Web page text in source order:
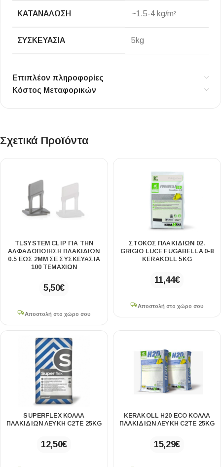
ΚΑΤΑΝΆΛΩΣΗ ~1.5-4 kg/m²
ΣΥΣΚΕΥΑΣΊΑ 5kg
Επιπλέον πληροφορίες
Κόστος Μεταφορικών
Σχετικά Προϊόντα
TLSYSTEM CLIP ΓΙΑ ΤΗΝ
ΑΛΦΑΔΟΠΟΙΗΣΗ ΠΛΑΚΙΔΙΩΝ
0.5 ΕΩΣ 2MM ΣΕ ΣΥΣΚΕΥΑΣΙΑ
100 ΤΕΜΑΧΙΩΝ
5,50€
Αποστολή στο χώρο σου
ΣΤΟΚΟΣ ΠΛΑΚΙΔΙΩΝ 02.
GRIGIO LUCE FUGABELLA 0-8
KERAKOLL 5KG
11,44€
Αποστολή στο χώρο σου
SUPERFLEX ΚΟΛΛΑ
ΠΛΑΚΙΔΙΩΝ ΛΕΥΚΗ C2ΤE 25KG
12,50€
KERAKOLL H20 ECO ΚΟΛΛΑ
ΠΛΑΚΙΔΙΩΝ ΛΕΥΚΗ C2TE 25KG
15,29€